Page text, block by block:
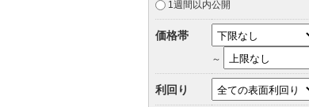
1週間以内公開
価格帯
～
利回り